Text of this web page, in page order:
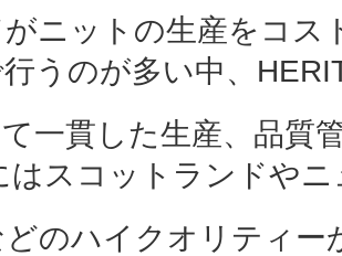
ニットの生産をコス
うのが多い中、
一貫した生産、品質
はスコットランドや
のハイクオリティー